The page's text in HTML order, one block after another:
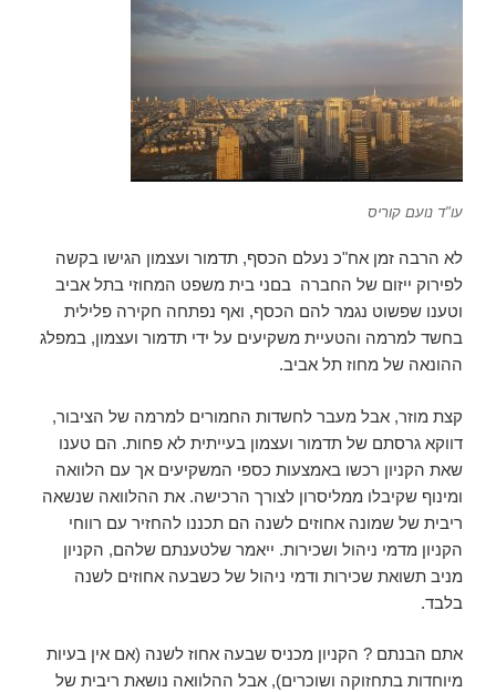
עו"ד נועם קוריס
לא הרבה זמן אח"כ נעלם הכסף, תדמור ועצמון הגישו בקשה
לפירוק ייזום של החברה בםני בית משפט המחוזי בתל אביב
וטענו שפשוט נגמר להם הכסף, ואף נפתחה חקירה פלילית
בחשד למרמה והטעיית משקיעים על ידי תדמור ועצמון, במפלג
ההונאה של מחוז תל אביב.
קצת מוזר, אבל מעבר לחשדות החמורים למרמה של הציבור,
דווקא גרסתם של תדמור ועצמון בעייתית לא פחות. הם טענו
שאת הקניון רכשו באמצעות כספי המשקיעים אך עם הלוואה
ומינוף שקיבלו ממליסרון לצורך הרכישה. את ההלוואה שנשאה
ריבית של שמונה אחוזים לשנה הם תכננו להחזיר עם רווחי
הקניון מדמי ניהול ושכירות. ייאמר שלטענתם שלהם, הקניון
מניב תשואת שכירות ודמי ניהול של כשבעה אחוזים לשנה
בלבד.
אתם הבנתם ? הקניון מכניס שבעה אחוז לשנה (אם אין בעיות
מיוחדות בתחזוקה ושוכרים), אבל ההלוואה נושאת ריבית של